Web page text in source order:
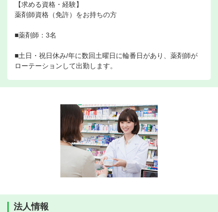
【求める資格・経験】
薬剤師資格（免許）をお持ちの方
■薬剤師：3名
■土日・祝日休み/年に数回土曜日に輪番日があり、薬剤師が
ローテーションして出勤します。
法人情報